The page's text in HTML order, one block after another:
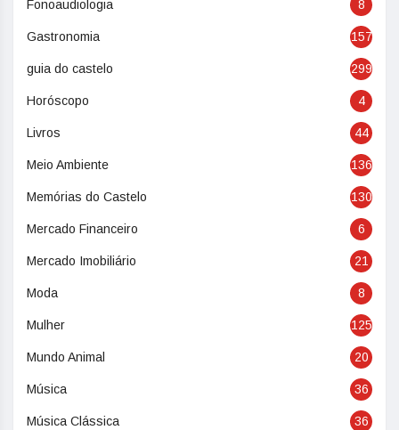
Fonoaudiologia 8
Gastronomia 157
guia do castelo 299
Horóscopo 4
Livros 44
Meio Ambiente 136
Memórias do Castelo 130
Mercado Financeiro 6
Mercado Imobiliário 21
Moda 8
Mulher 125
Mundo Animal 20
Música 36
Música Clássica 36